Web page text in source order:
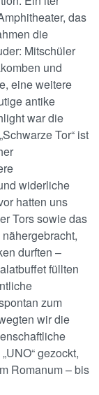
das
die
Mitschüler
und
eine weitere
antike
war die
Tor“ ist
widerliche
hatten uns
Tors sowie das
durften –
füllten
zum
wir die
gezockt,
Romanum – bis